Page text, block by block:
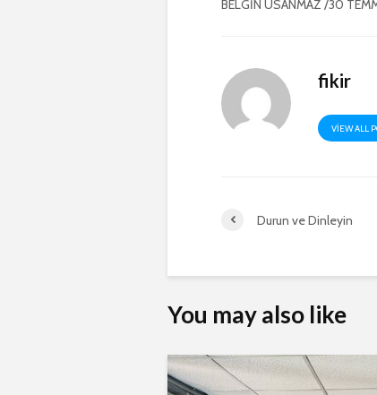
BELGİN USANMAZ /30
fikir
VIEW ALL
Durun ve Dinleyin
You may also like